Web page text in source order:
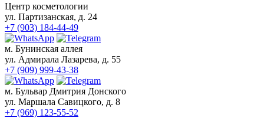
Удаление стержневого мозоля
Лечение онихолизиса
Лечение онихогрифоза
Студия загара
Центр косметологии
ул. Партизанская, д. 24
+7 (903) 184-44-49
м. Бунинская аллея
ул. Адмирала Лазарева, д. 55
+7 (909) 999-43-38
м. Бульвар Дмитрия Донского
ул. Маршала Савицкого, д. 8
+7 (969) 123-55-52